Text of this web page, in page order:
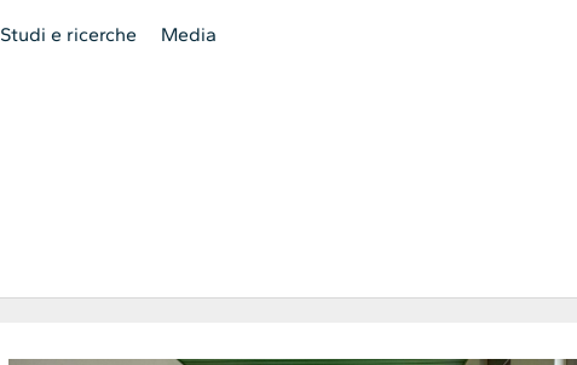
Studi e ricerche Media